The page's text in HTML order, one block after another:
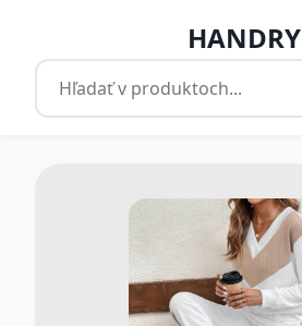
HANDRY